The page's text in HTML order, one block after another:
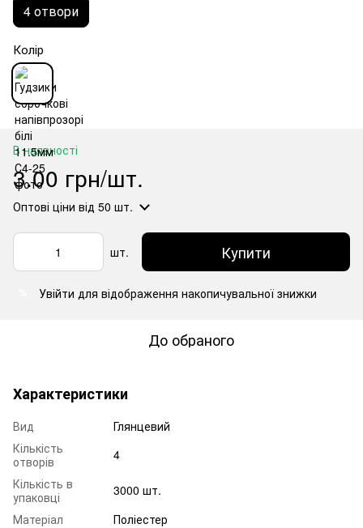
4 отвори
Колір
В наявності
3.00 грн/шт.
Оптові ціни від 50 шт.
шт. Купити
Увійти для відображення накопичувальної знижки
До обраного
Характеристики
Вид
Глянцевий
Кількість
отворів
4
Кількість в
упаковці
3000 шт.
Матеріал
Поліестер